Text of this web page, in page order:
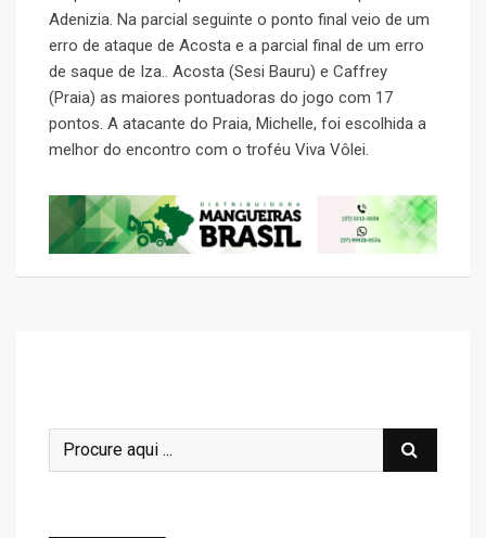
Adenizia. Na parcial seguinte o ponto final veio de um
erro de ataque de Acosta e a parcial final de um erro
de saque de Iza.. Acosta (Sesi Bauru) e Caffrey
(Praia) as maiores pontuadoras do jogo com 17
pontos. A atacante do Praia, Michelle, foi escolhida a
melhor do encontro com o troféu Viva Vôlei.